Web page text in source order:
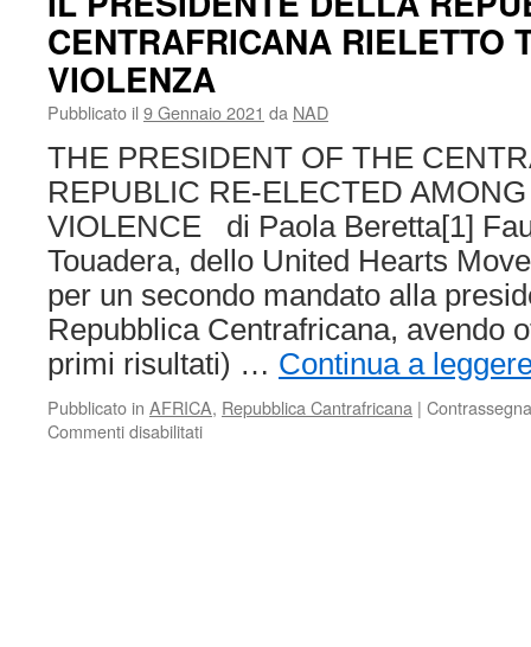
CENTRAFRICANA RIELETTO
VIOLENZA
Pubblicato il 9 Gennaio 2021 da NAD
THE PRESIDENT OF THE
REPUBLIC RE-ELECTED
VIOLENCE di Paola Beretta[1]
Touadera, dello United Hearts
per un secondo mandato alla
Repubblica Centrafricana, avendo
primi risultati) … Continua a
Pubblicato in AFRICA, Repubblica Cantrafricana |
Commenti disabilitatisu